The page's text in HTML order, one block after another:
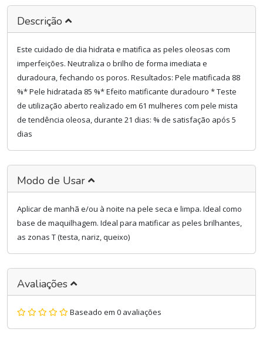
Descrição
Este cuidado de dia hidrata e matifica as peles oleosas com
imperfeições. Neutraliza o brilho de forma imediata e
duradoura, fechando os poros. Resultados: Pele matificada 88
%* Pele hidratada 85 %* Efeito matificante duradouro * Teste
de utilização aberto realizado em 61 mulheres com pele mista
de tendência oleosa, durante 21 dias: % de satisfação após 5
dias
Modo de Usar
Aplicar de manhã e/ou à noite na pele seca e limpa. Ideal como
base de maquilhagem. Ideal para matificar as peles brilhantes,
as zonas T (testa, nariz, queixo)
Avaliações
Baseado em 0 avaliações